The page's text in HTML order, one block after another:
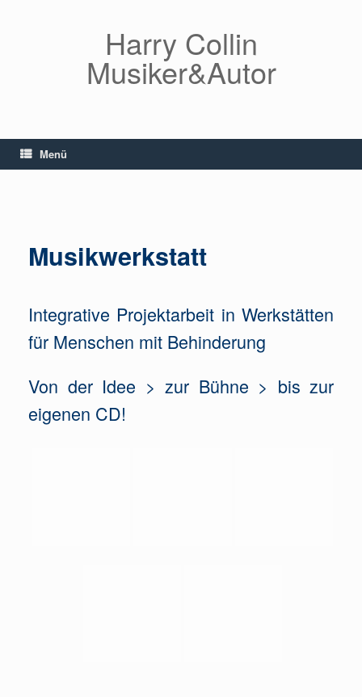
Harry Collin
Musiker&Autor
Menü
Musikwerkstatt
Integrative Projektarbeit in Werkstätten
für Menschen mit Behinderung
Von der Idee > zur Bühne > bis zur
eigenen CD!